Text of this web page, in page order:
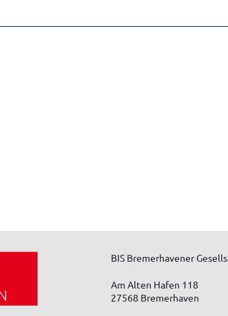
BIS Bremerhavener
Am Alten Hafen 118
27568 Bremerhaven